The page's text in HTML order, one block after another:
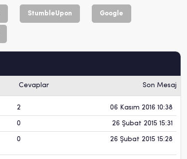
StumbleUpon Google
Cevaplar Son Mesaj
2 06 Kasım 2016 10:38
0 26 Şubat 2015 15:31
0 26 Şubat 2015 15:28